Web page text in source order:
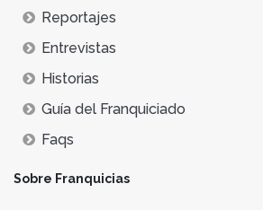
Reportajes
Entrevistas
Historias
Guía del Franquiciado
Faqs
Sobre Franquicias